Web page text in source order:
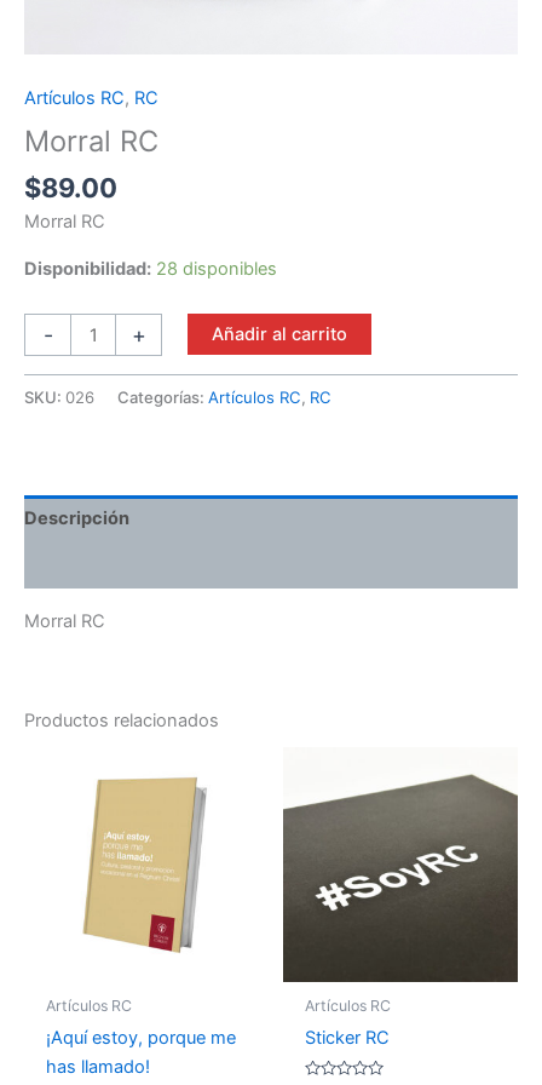
Artículos RC, RC
Morral RC
$89.00
Morral RC
Disponibilidad: 28 disponibles
-
Morral
RC
+ Añadir al carrito
SKU: 026 Categorías: Artículos RC, RC
Descripción
Morral RC
Productos relacionados
Artículos RC
¡Aquí estoy, porque me
has llamado!
Artículos RC
Sticker RC